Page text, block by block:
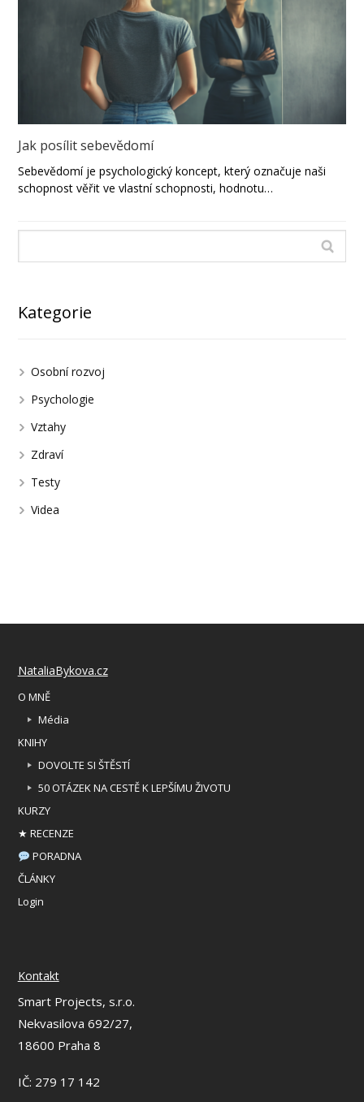
Jak posílit sebevědomí
Sebevědomí je psychologický koncept, který označuje naši
schopnost věřit ve vlastní schopnosti, hodnotu…
Kategorie
Osobní rozvoj
Psychologie
Vztahy
Zdraví
Testy
Videa
NataliaBykova.cz
O MNĚ
Média
KNIHY
DOVOLTE SI ŠTĚSTÍ
50 OTÁZEK NA CESTĚ K LEPŠÍMU ŽIVOTU
KURZY
★ RECENZE
PORADNA
ČLÁNKY
Login
Kontakt
Smart Projects, s.r.o.
Nekvasilova 692/27,
18600 Praha 8
IČ: 279 17 142